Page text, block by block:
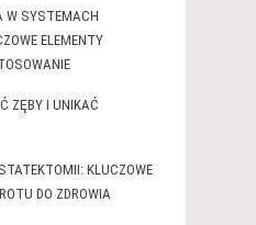
W SYSTEMACH
ELEMENTY
ZĘBY I UNIKAĆ
KLUCZOWE
DO ZDROWIA